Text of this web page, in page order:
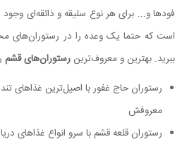
فودها و... برای هر نوع سلیقه و ذائقه‌ای وجود
است که حتما یک وعده را در رستوران‌های
ببرید. بهترین و معروف‌ترینرستوران‌های قشم
رستوران حاج غفور با اصیل‌ترین غذاهای
معروفش
رستوران قلعه قشم با سرو انواع غذاهای